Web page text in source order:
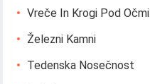
Vreče In Krogi Pod Očmi
Železni Kamni
Tedenska Nosečnost